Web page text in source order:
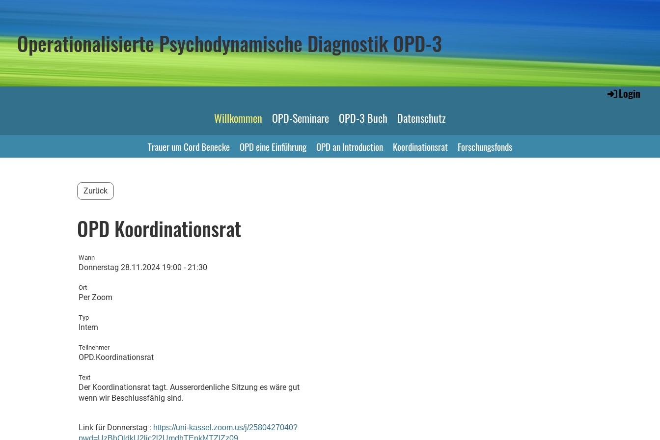
Operationalisierte Psychodynamische Diagnostik OPD-3
Login
Willkommen OPD-Seminare OPD-3 Buch Datenschutz
Trauer um Cord Benecke OPD eine Einführung OPD an Introduction Koordinationsrat Forschungsfonds
Zurück
OPD Koordinationsrat
Wann
Donnerstag 28.11.2024 19:00 - 21:30
Ort
Per Zoom
Typ
Intern
Teilnehmer
OPD.Koordinationsrat
Text
Der Koordinationsrat tagt. Ausserordenliche Sitzung es wäre gut
wenn wir Beschlussfähig sind.
Link für Donnerstag : https://uni-kassel.zoom.us/j/2580427040?
pwd=UzBhQldkU2ljc2l2UmdhTEpkMTZlZz09